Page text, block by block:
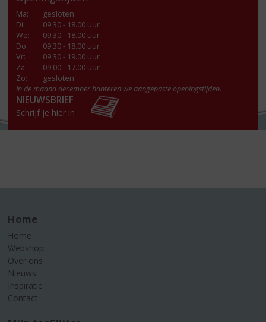
Ma:
gesloten
Di:
09.30 - 18.00 uur
Wo:
09.30 - 18.00 uur
Do:
09.30 - 18.00 uur
Vr:
09.30 - 19.00 uur
Za:
09.00 - 17.00 uur
Zo:
gesloten
In de maand december hanteren we aangepaste openingstijden.
NIEUWSBRIEF
Schrijf je hier in
Home
Home
Webshop
Over ons
Nieuws
Inspiratie
Contact